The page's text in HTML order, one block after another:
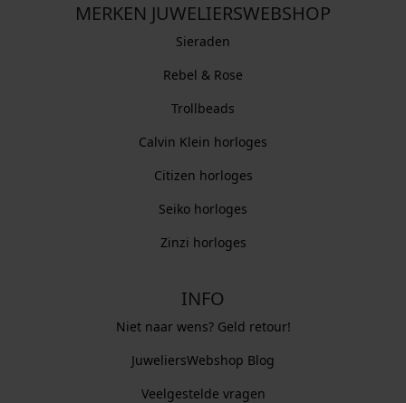
MERKEN JUWELIERSWEBSHOP
Sieraden
Rebel & Rose
Trollbeads
Calvin Klein horloges
Citizen horloges
Seiko horloges
Zinzi horloges
INFO
Niet naar wens? Geld retour!
JuweliersWebshop Blog
Veelgestelde vragen